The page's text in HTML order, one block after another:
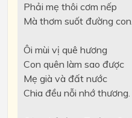
Phải mẹ thôi cơm nếp
Mà thơm suốt đường con.
Ôi mùi vị quê hương
Con quên làm sao được
Mẹ già và đất nước
Chia đều nỗi nhớ thương.